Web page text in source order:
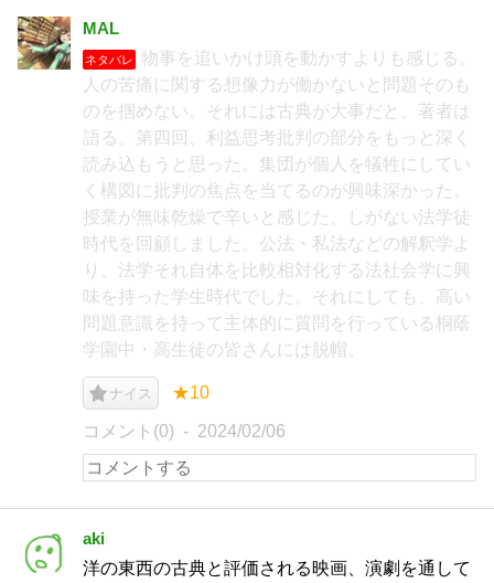
MAL
ネタバレ
物事を追いかけ頭を動かすよりも感じる。
人の苦痛に関する想像力が働かないと問題そのも
のを掴めない。それには古典が大事だと、著者は
語る。第四回、利益思考批判の部分をもっと深く
読み込もうと思った。集団が個人を犠牲にしてい
く構図に批判の焦点を当てるのが興味深かった。
授業が無味乾燥で辛いと感じた、しがない法学徒
時代を回顧しました。公法・私法などの解釈学よ
り、法学それ自体を比較相対化する法社会学に興
味を持った学生時代でした。それにしても、高い
問題意識を持って主体的に質問を行っている桐蔭
学園中・高生徒の皆さんには脱帽。
ナイス ★10
コメント(0) 2024/02/06
aki
洋の東西の古典と評価される映画、演劇を通して